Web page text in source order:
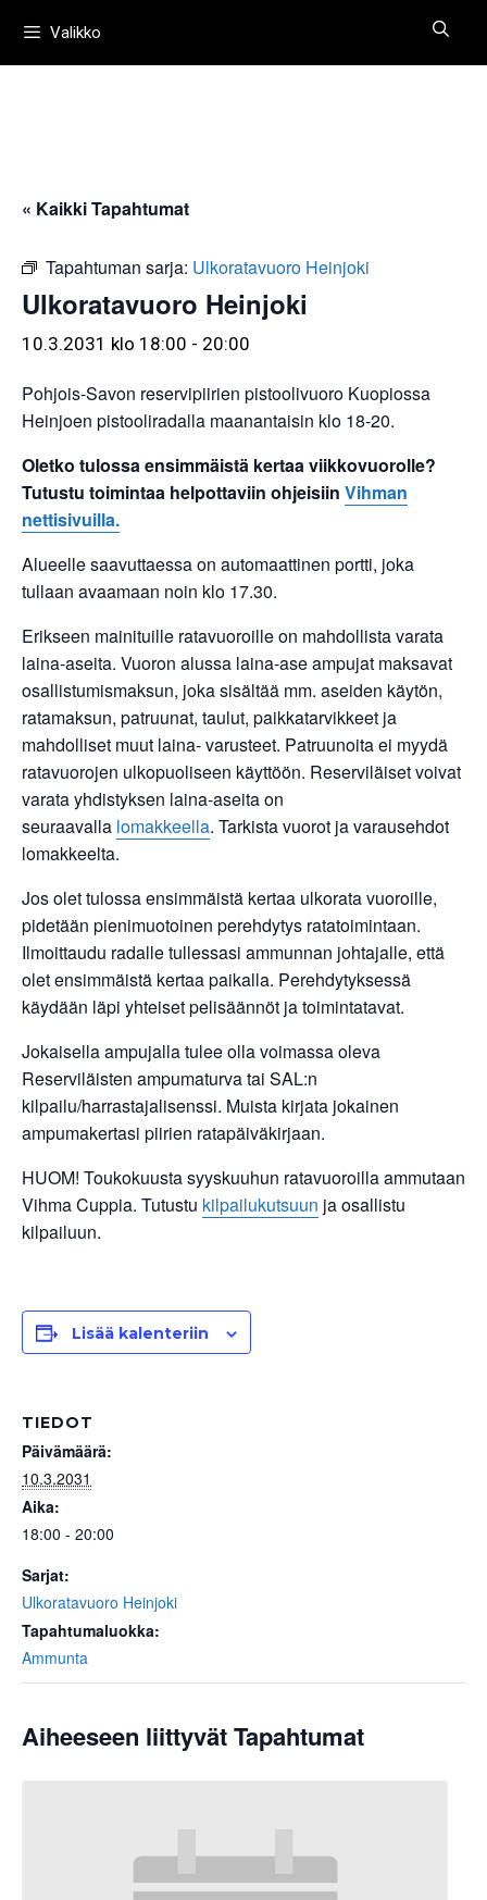
sisältöönValikko
« Kaikki Tapahtumat
Tapahtuman sarja: Ulkoratavuoro Heinjoki
Ulkoratavuoro Heinjoki
10.3.2031 klo 18:00 - 20:00
Pohjois-Savon reservipiirien pistoolivuoro Kuopiossa
Heinjoen pistooliradalla maanantaisin klo 18-20.
Oletko tulossa ensimmäistä kertaa viikkovuorolle?
Tutustu toimintaa helpottaviin ohjeisiin Vihman
nettisivuilla.
Alueelle saavuttaessa on automaattinen portti, joka
tullaan avaamaan noin klo 17.30.
Erikseen mainituille ratavuoroille on mahdollista varata
laina-aseita. Vuoron alussa laina-ase ampujat maksavat
osallistumismaksun, joka sisältää mm. aseiden käytön,
ratamaksun, patruunat, taulut, paikkatarvikkeet ja
mahdolliset muut laina- varusteet. Patruunoita ei myydä
ratavuorojen ulkopuoliseen käyttöön. Reserviläiset voivat
varata yhdistyksen laina-aseita on
seuraavalla lomakkeella. Tarkista vuorot ja varausehdot
lomakkeelta.
Jos olet tulossa ensimmäistä kertaa ulkorata vuoroille,
pidetään pienimuotoinen perehdytys ratatoimintaan.
Ilmoittaudu radalle tullessasi ammunnan johtajalle, että
olet ensimmäistä kertaa paikalla. Perehdytyksessä
käydään läpi yhteiset pelisäännöt ja toimintatavat.
Jokaisella ampujalla tulee olla voimassa oleva
Reserviläisten ampumaturva tai SAL:n
kilpailu/harrastajalisenssi. Muista kirjata jokainen
ampumakertasi piirien ratapäiväkirjaan.
HUOM! Toukokuusta syyskuuhun ratavuoroilla ammutaan
Vihma Cuppia. Tutustu kilpailukutsuun ja osallistu
kilpailuun.
Lisää kalenteriin
TIEDOT
Päivämäärä:
10.3.2031
Aika:
18:00 - 20:00
Sarjat:
Ulkoratavuoro Heinjoki
Tapahtumaluokka:
Ammunta
Aiheeseen liittyvät Tapahtumat